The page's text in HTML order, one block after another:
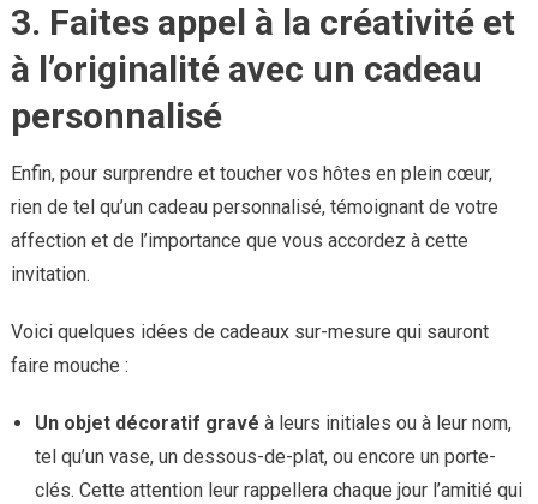
3. Faites appel à la créativité et
à l’originalité avec un cadeau
personnalisé
Enfin, pour surprendre et toucher vos hôtes en plein cœur,
rien de tel qu’un cadeau personnalisé, témoignant de votre
affection et de l’importance que vous accordez à cette
invitation.
Voici quelques idées de cadeaux sur-mesure qui sauront
faire mouche :
Un objet décoratif gravé à leurs initiales ou à leur nom,
tel qu’un vase, un dessous-de-plat, ou encore un porte-
clés. Cette attention leur rappellera chaque jour l’amitié qui